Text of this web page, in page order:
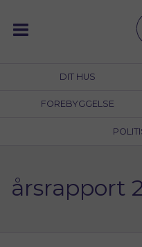
content
DIT HUS
FOREBYGGELSE
årsrapport